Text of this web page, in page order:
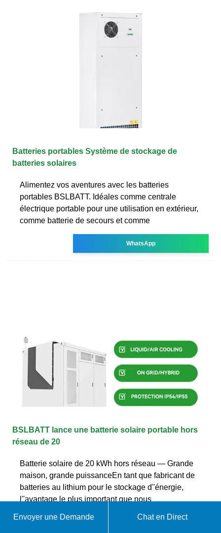
Batteries portables Système de stockage de
batteries solaires
Alimentez vos aventures avec les batteries
portables BSLBATT. Idéales comme centrale
électrique portable pour une utilisation en extérieur,
comme batterie de secours et comme
WhatsApp
BSLBATT lance une batterie solaire portable hors
réseau de 20
Batterie solaire de 20 kWh hors réseau — Grande
maison, grande puissanceEn tant que fabricant de
batteries au lithium pour le stockage d''énergie,
l''avantage le plus important que nous
WhatsApp
Envoyer une Demande Chat en Direct